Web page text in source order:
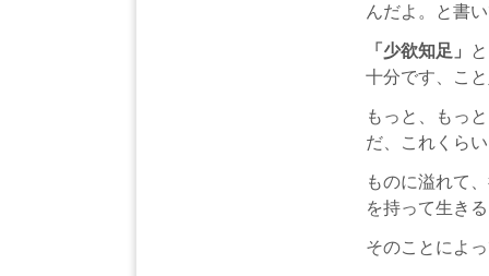
んだよ。と書
「少欲知足」
十分です、こ
もっと、もっ
だ、これくら
ものに溢れて
を持って生き
そのことによ